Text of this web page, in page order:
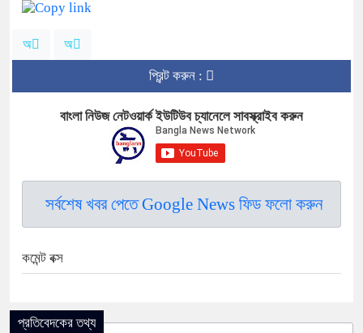
অ অ
প্রিন্ট করুন :
বাংলা নিউজ নেটওয়ার্ক ইউটিউব চ্যানেলে সাবস্ক্রাইব করুন
সর্বশেষ খবর পেতে Google News ফিড ফলো করুন
কমেন্ট বক্স
প্রতিবেদকের তথ্য